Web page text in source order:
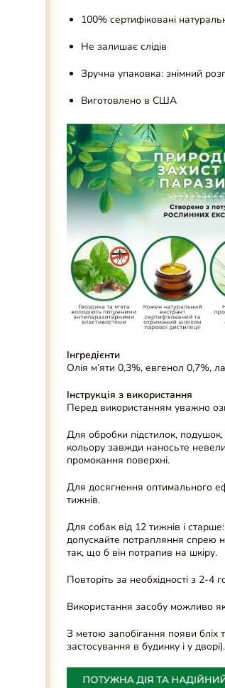
100% сертифіковані
Не залишає слідів
Зручна упаковка: знімний
Виготовлено в США
Інгредієнти
Олія м’яти 0,3%, евгенол 0,7%,
Інструкція з використання
Перед використанням уважно
Для обробки підстилок, подушок
кольору завжди наносьте
промокання поверхні.
Для досягнення оптимального
тижнів.
Для собак від 12 тижнів і старше
допускайте потрапляння спрею
так, що б він потрапив на шкіру.
Повторіть за необхідності з 2-4
Використання засобу можливо
З метою запобігання появи бліх
застосування в будинку і у дворі).